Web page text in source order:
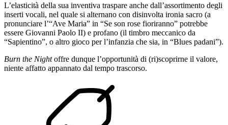
L’elasticità della sua inventiva traspare anche dall’assortimento degli
inserti vocali, nel quale si alternano con disinvolta ironia sacro (a
pronunciare l’“Ave Maria” in “Se son rose fioriranno” potrebbe
essere Giovanni Paolo II) e profano (il timbro meccanico da
“Sapientino”, o altro gioco per l’infanzia che sia, in “Blues padani”).
Burn the Nightoffre dunque l’opportunità di (ri)scoprirne il valore,
niente affatto appannato dal tempo trascorso.